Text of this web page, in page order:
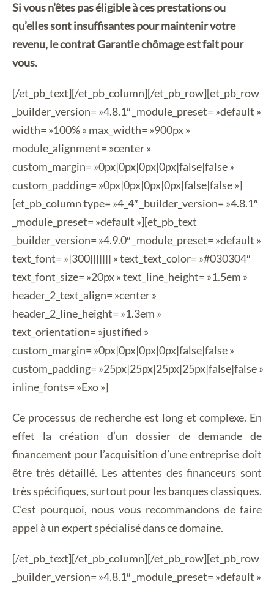
Si vous n’êtes pas éligible à ces prestations ou
qu’elles sont insuffisantes pour maintenir votre
revenu, le contrat Garantie chômage est fait pour
vous.
[/et_pb_text][/et_pb_column][/et_pb_row][et_pb_row
_builder_version= »4.8.1″ _module_preset= »default »
width= »100% » max_width= »900px »
module_alignment= »center »
custom_margin= »0px|0px|0px|0px|false|false »
custom_padding= »0px|0px|0px|0px|false|false »]
[et_pb_column type= »4_4″ _builder_version= »4.8.1″
_module_preset= »default »][et_pb_text
_builder_version= »4.9.0″ _module_preset= »default »
text_font= »|300||||||| » text_text_color= »#030304″
text_font_size= »20px » text_line_height= »1.5em »
header_2_text_align= »center »
header_2_line_height= »1.3em »
text_orientation= »justified »
custom_margin= »0px|0px|0px|0px|false|false »
custom_padding= »25px|25px|25px|25px|false|false »
inline_fonts= »Exo »]
Ce processus de recherche est long et complexe. En
effet la création d’un dossier de demande de
financement pour l’acquisition d’une entreprise doit
être très détaillé. Les attentes des financeurs sont
très spécifiques, surtout pour les banques classiques.
C’est pourquoi, nous vous recommandons de faire
appel à un expert spécialisé dans ce domaine.
[/et_pb_text][/et_pb_column][/et_pb_row][et_pb_row
_builder_version= »4.8.1″ _module_preset= »default »